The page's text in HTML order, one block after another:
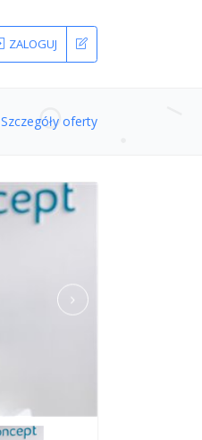
ZALOGUJ
Szczegóły oferty